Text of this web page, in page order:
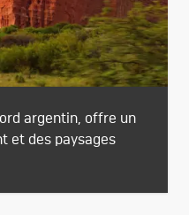
argentin, offre un
et des paysages